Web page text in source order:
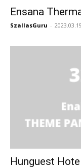
Ensana
SzallasGuru -
Hunguest